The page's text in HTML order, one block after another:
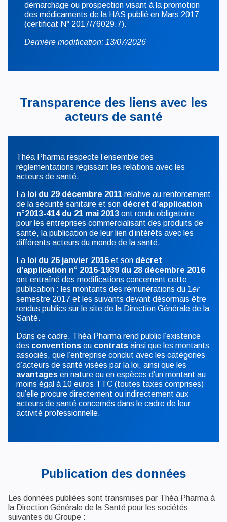
démarchage ou prospection visant à la promotion
des médicaments de la HAS publié en Mars 2017
(certificat N° 2017/76029.7).
Dernière modification: 13/07/2026
Transparence des liens avec les
acteurs de santé
Théa Pharma respecte l’ensemble des
règlementations régissant les relations avec les
acteurs de santé.
La loi du 29 décembre 2011 relative au renforcement
de la sécurité sanitaire et son décret d’application
n°2013-414 du 21 mai 2013 ont rendu obligatoire
pour les entreprises commercialisant des produits de
santé, la publication de leur lien d’intérêts avec les
différents acteurs du monde de la santé.
La loi du 26 janvier 2016 et son décret
d’application n° 2016-1939 du 28 décembre 2016
ont entraîné des modifications concernant cette
publication : les montants des rémunérations du 1er
semestre 2017 et les suivants devant désormais être
rendus publics sur le site de la Direction Générale de la
Santé.
Dans ce cadre, Théa Pharma rend public l’existence
des conventions ou contrats ainsi que les montants
associés, que l’entreprise conclut avec les catégories
d’acteurs de santé visées par la loi, ainsi que les
avantages en nature ou en espèces d’un montant au
moins égal à 10 euros TTC (toutes taxes comprises)
qu’elle procure directement ou indirectement aux
acteurs de santé concernés dans le cadre de leur
activité professionnelle.
Publication des données
Les données publiées sont transmises par Théa Pharma à
la Direction Générale de la Santé pour les sociétés
suivantes du Groupe :